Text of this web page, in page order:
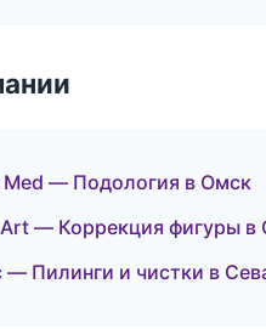
Med — Подология в Омск
— Коррекция фигуры в
Пилинги и чистки в